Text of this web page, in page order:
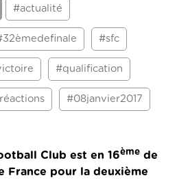
#actualité
#sfc
#qualification
#08janvier2017
Club est en 16ème de
France pour la deuxième